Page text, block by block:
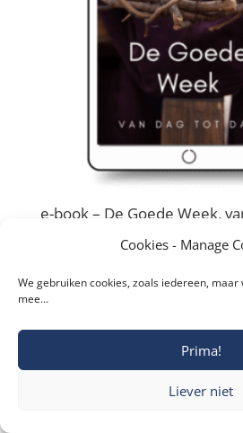
Cookies - Manage
We gebruiken cookies, zoals iedereen,
mee…
Prima!
Liever niet
e-book – De Goede Week,
Copyright © 2019-2026